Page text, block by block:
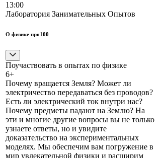
13:00
Лаборатория Занимательных Опытов
О физике про100
Поучаствовать в опытах по физике
6+
Почему вращается Земля? Может ли
электричество передаваться без проводов?
Есть ли электрический ток внутри нас?
Почему предметы падают на Землю? На
эти и многие другие вопросы вы не только
узнаете ответы, но и увидите
доказательство на экспериментальных
моделях. Мы обеспечим вам погружение в
мир увлекательной физики и расширим